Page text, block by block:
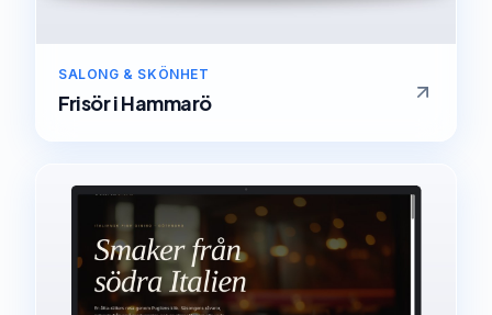
SALONG & SKÖNHET
FrisöriHammarö